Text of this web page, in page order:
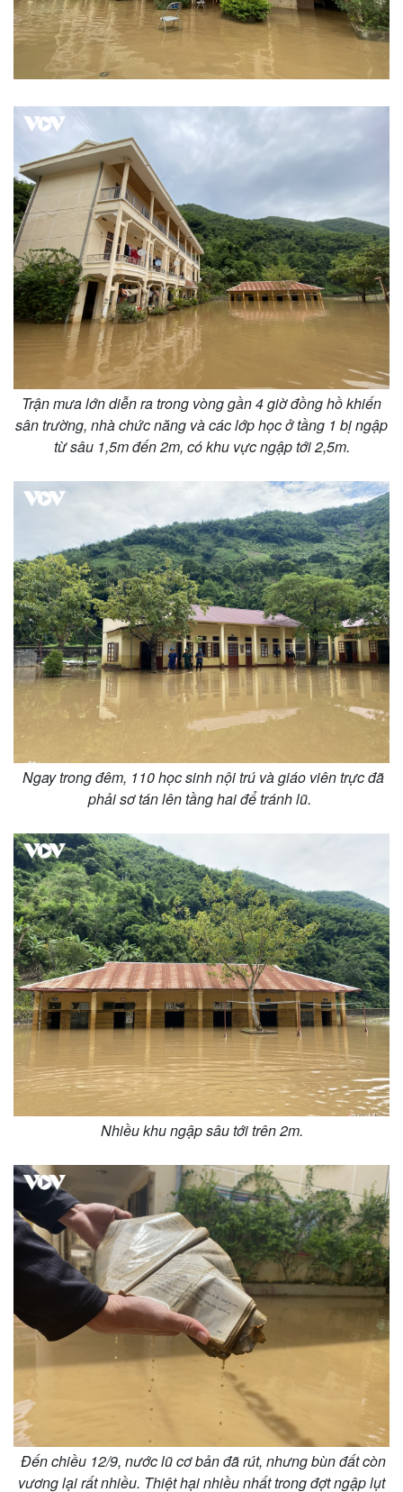
Bất động sản
Khởi nghiệp
Tiêu dùng
Tỷ giá
Chứng khoán
Giá cà phê
Pháp luật
Vụ án
Tin nóng
Tư vấn luật
Quân sự - Quốc phòng
Vũ khí
Việt Nam
Phân tích
Thể thao
Bóng đá
Lịch thi đấu bóng đá
Thế giới thể thao
Ô tô - Xe máy
Ô tô
Xe máy
Tư vấn
Trận mưa lớn diễn ra trong vòng gần 4 giờ đồng hồ khiến
sân trường, nhà chức năng và các lớp học ở tầng 1 bị ngập
từ sâu 1,5m đến 2m, có khu vực ngập tới 2,5m.
Ngay trong đêm, 110 học sinh nội trú và giáo viên trực đã
phải sơ tán lên tầng hai để tránh lũ.
Nhiều khu ngập sâu tới trên 2m.
Đến chiều 12/9, nước lũ cơ bản đã rút, nhưng bùn đất còn
vương lại rất nhiều. Thiệt hại nhiều nhất trong đợt ngập lụt